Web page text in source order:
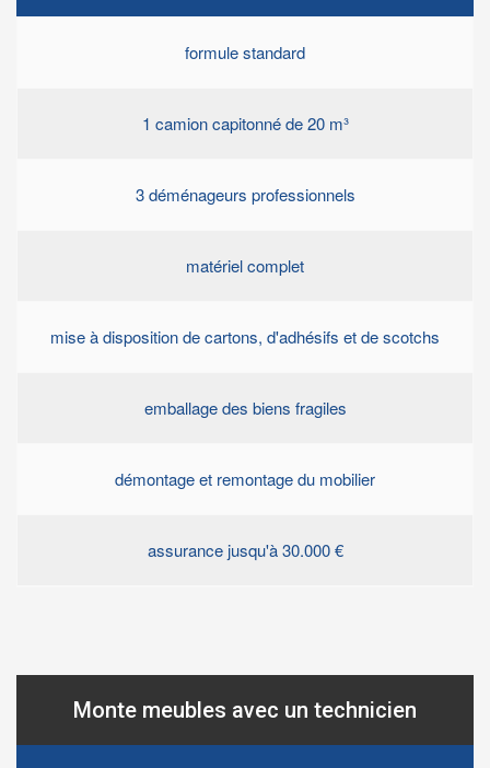
formule standard
1 camion capitonné de 20 m³
3 déménageurs professionnels
matériel complet
mise à disposition de cartons, d'adhésifs et de scotchs
emballage des biens fragiles
démontage et remontage du mobilier
assurance jusqu'à 30.000 €
Monte meubles avec un technicien